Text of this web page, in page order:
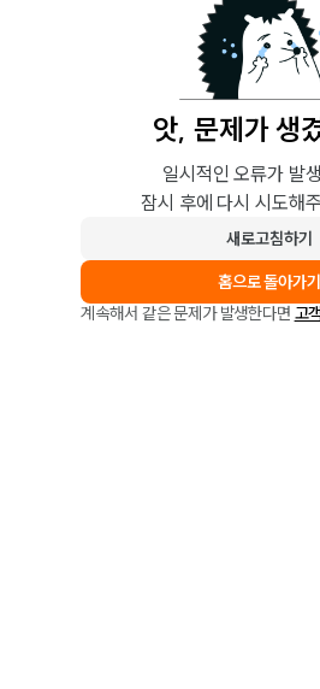
앗, 문제가 생
일시적인 오류가 발
잠시 후에 다시 시도해
새로고침하기
홈으로 돌아가기
계속해서 같은 문제가 발생한다면 고